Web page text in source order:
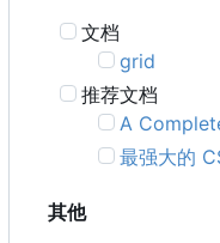
文档
grid
推荐文档
A
最强大的
其他